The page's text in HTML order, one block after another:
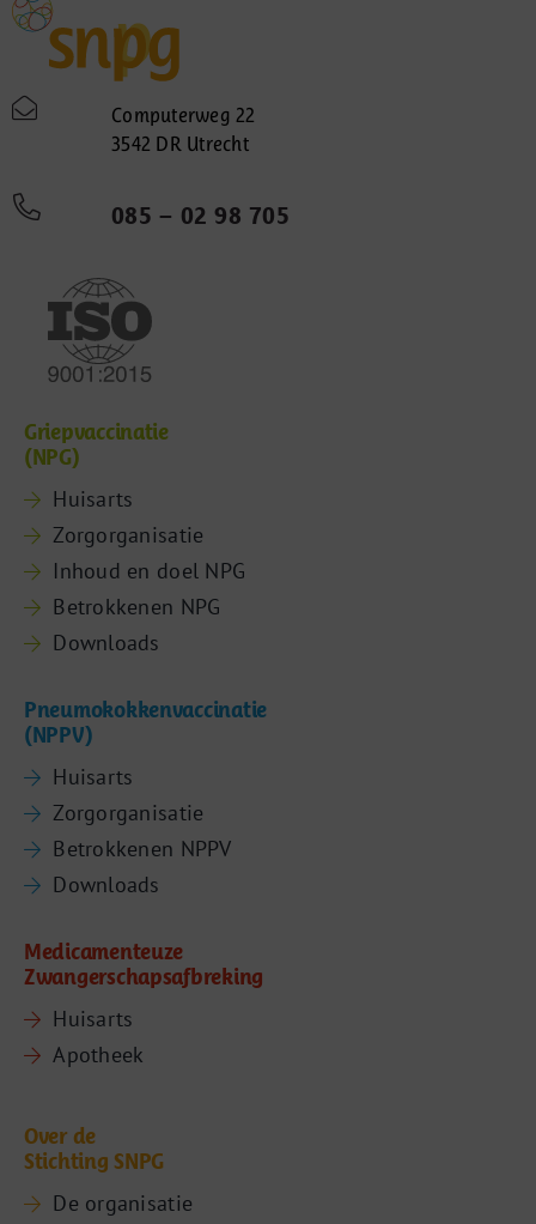
Computerweg 22
3542 DR Utrecht
085 – 02 98 705
Griepvaccinatie
(NPG)
Huisarts
Zorgorganisatie
Inhoud en doel NPG
Betrokkenen NPG
Downloads
Pneumokokkenvaccinatie
(NPPV)
Huisarts
Zorgorganisatie
Betrokkenen NPPV
Downloads
Medicamenteuze
Zwangerschapsafbreking
Huisarts
Apotheek
Over de
Stichting SNPG
De organisatie